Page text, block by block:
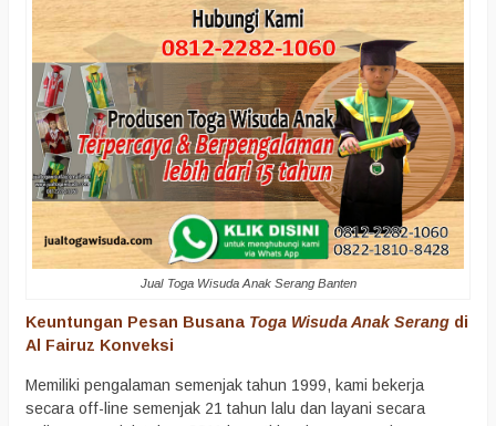
Jual Toga Wisuda Anak Serang Banten
Keuntungan Pesan Busana Toga Wisuda Anak Serang di
Al Fairuz Konveksi
Memiliki pengalaman semenjak tahun 1999, kami bekerja
secara off-line semenjak 21 tahun lalu dan layani secara